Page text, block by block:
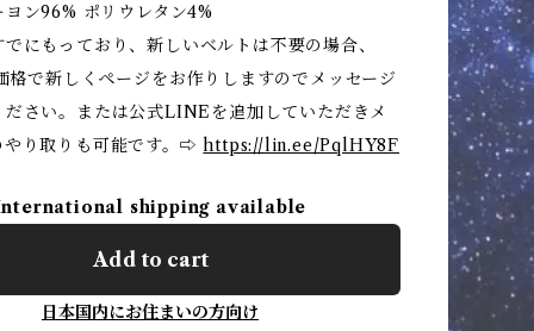
ン96% ポリウレタン4%
にもっており、新しいベルトは不要の場合、
格で新しくページをお作りしますのでメッセージ
ださい。または公式LINEを追加していただきメ
やり取りも可能です。⇨https://lin.ee/PqlHY8F
shipping available
Add to cart
日本国内にお住まいの方向け